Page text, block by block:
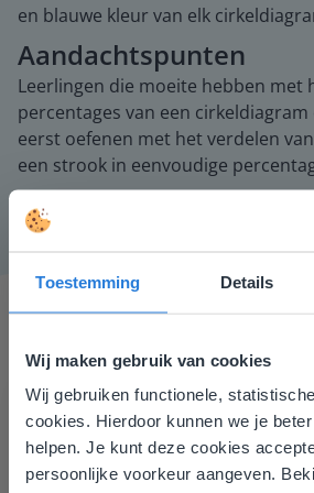
Toestemming Details
Wij maken gebruik van cookies
Wij gebruiken functionele,
cookies. Hierdoor kunnen we je
helpen. Je kunt deze cookies
persoonlijke voorkeur aangeven.
en blauwe kleur van elk
Aandachtspunten
Leerlingen die moeite hebben met
percentages van een
eerst oefenen met het verdelen
een strook in eenvoudige
Ik vind de professionaliteit en
groot pluspunt van Gynzy.
Deze website komt
overeen met je
Gezien je locatie, denken we